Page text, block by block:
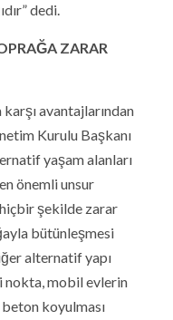
dedi.
ZARAR
avantajlarından
Kurulu Başkanı
yaşam alanları
önemli unsur
şekilde zarar
bütünleşmesi
alternatif yapı
nokta, mobil evlerin
koyulması